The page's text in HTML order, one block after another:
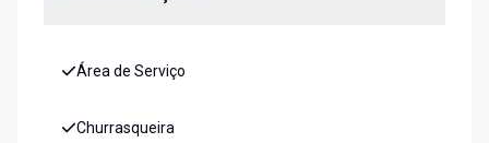
Área de Serviço
Churrasqueira